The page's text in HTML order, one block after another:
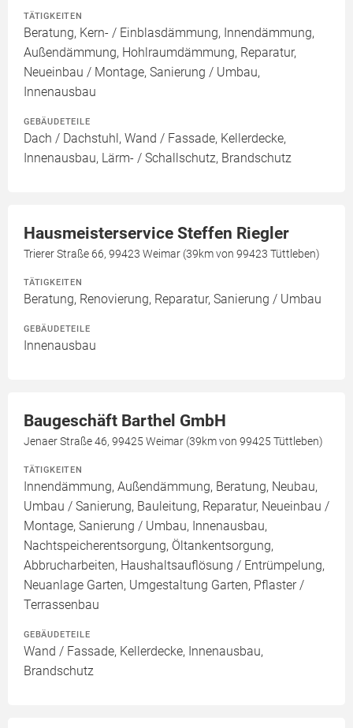
TÄTIGKEITEN
Beratung, Kern- / Einblasdämmung, Innendämmung,
Außendämmung, Hohlraumdämmung, Reparatur,
Neueinbau / Montage, Sanierung / Umbau,
Innenausbau
GEBÄUDETEILE
Dach / Dachstuhl, Wand / Fassade, Kellerdecke,
Innenausbau, Lärm- / Schallschutz, Brandschutz
Hausmeisterservice Steffen Riegler
Trierer Straße 66, 99423 Weimar (39km von 99423 Tüttleben)
TÄTIGKEITEN
Beratung, Renovierung, Reparatur, Sanierung / Umbau
GEBÄUDETEILE
Innenausbau
Baugeschäft Barthel GmbH
Jenaer Straße 46, 99425 Weimar (39km von 99425 Tüttleben)
TÄTIGKEITEN
Innendämmung, Außendämmung, Beratung, Neubau,
Umbau / Sanierung, Bauleitung, Reparatur, Neueinbau /
Montage, Sanierung / Umbau, Innenausbau,
Nachtspeicherentsorgung, Öltankentsorgung,
Abbrucharbeiten, Haushaltsauflösung / Entrümpelung,
Neuanlage Garten, Umgestaltung Garten, Pflaster /
Terrassenbau
GEBÄUDETEILE
Wand / Fassade, Kellerdecke, Innenausbau,
Brandschutz